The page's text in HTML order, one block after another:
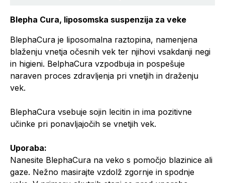
Blepha Cura, liposomska suspenzija za veke
BlephaCura je liposomalna raztopina, namenjena
blaženju vnetja očesnih vek ter njihovi vsakdanji negi
in higieni. BelphaCura vzpodbuja in pospešuje
naraven proces zdravljenja pri vnetjih in draženju
vek.
BlephaCura vsebuje sojin lecitin in ima pozitivne
učinke pri ponavljajočih se vnetjih vek.
Uporaba:
Nanesite BlephaCura na veko s pomočjo blazinice ali
gaze. Nežno masirajte vzdolž zgornje in spodnje